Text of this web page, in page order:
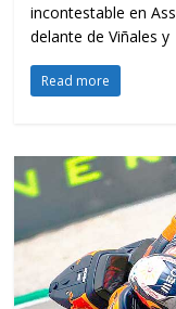
incontestable en
delante de Viñales y
Read more